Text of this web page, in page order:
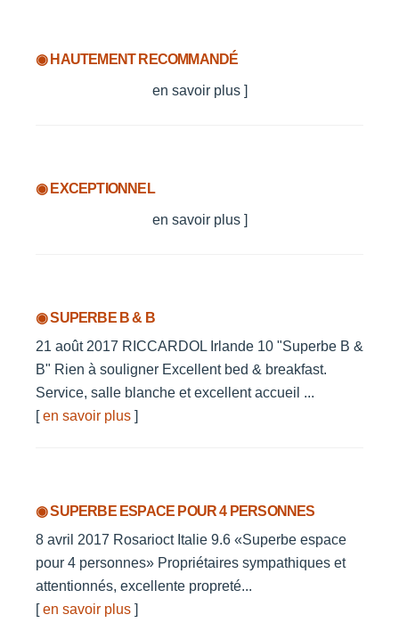
◉ HAUTEMENT RECOMMANDÉ
en savoir plus ]
◉ EXCEPTIONNEL
en savoir plus ]
◉ SUPERBE B & B
21 août 2017 RICCARDOL Irlande 10 "Superbe B &
B" Rien à souligner Excellent bed & breakfast.
Service, salle blanche et excellent accueil ...
[en savoir plus ]
◉ SUPERBE ESPACE POUR 4 PERSONNES
8 avril 2017 Rosarioct Italie 9.6 «Superbe espace
pour 4 personnes» Propriétaires sympathiques et
attentionnés, excellente propreté...
[en savoir plus ]